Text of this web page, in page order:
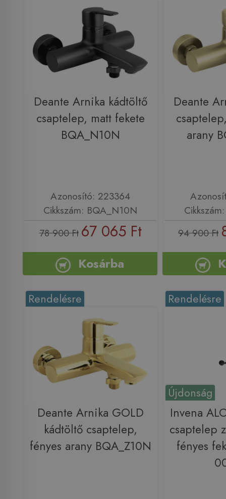
Deante Arnika kádtöltő
csaptelep, matt fekete
BQA_N10N
Azonosító: 223364
Cikkszám: BQA_N10N
78 900 Ft 67 065 Ft
Kosárba
Deante
arany
94 900 Ft
Rendelésre
Deante Arnika GOLD
kádtöltő csaptelep,
fényes arany BQA_Z10N
Újdonság
Rendelésre
Invena
csaptelep
fényes